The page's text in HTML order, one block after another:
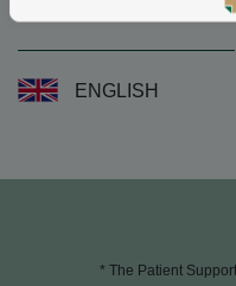
ENGLISH
* The Patient